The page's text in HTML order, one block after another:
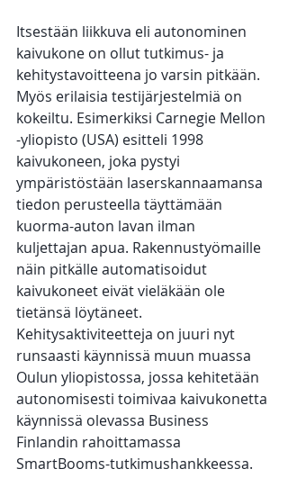
Itsestään liikkuva eli autonominen
kaivukone on ollut tutkimus- ja
kehitystavoitteena jo varsin pitkään.
Myös erilaisia testijärjestelmiä on
kokeiltu. Esimerkiksi Carnegie Mellon
-yliopisto (USA) esitteli 1998
kaivukoneen, joka pystyi
ympäristöstään laserskannaamansa
tiedon perusteella täyttämään
kuorma-auton lavan ilman
kuljettajan apua. Rakennustyömaille
näin pitkälle automatisoidut
kaivukoneet eivät vieläkään ole
tietänsä löytäneet.
Kehitysaktiviteetteja on juuri nyt
runsaasti käynnissä muun muassa
Oulun yliopistossa, jossa kehitetään
autonomisesti toimivaa kaivukonetta
käynnissä olevassa Business
Finlandin rahoittamassa
SmartBooms-tutkimushankkeessa.